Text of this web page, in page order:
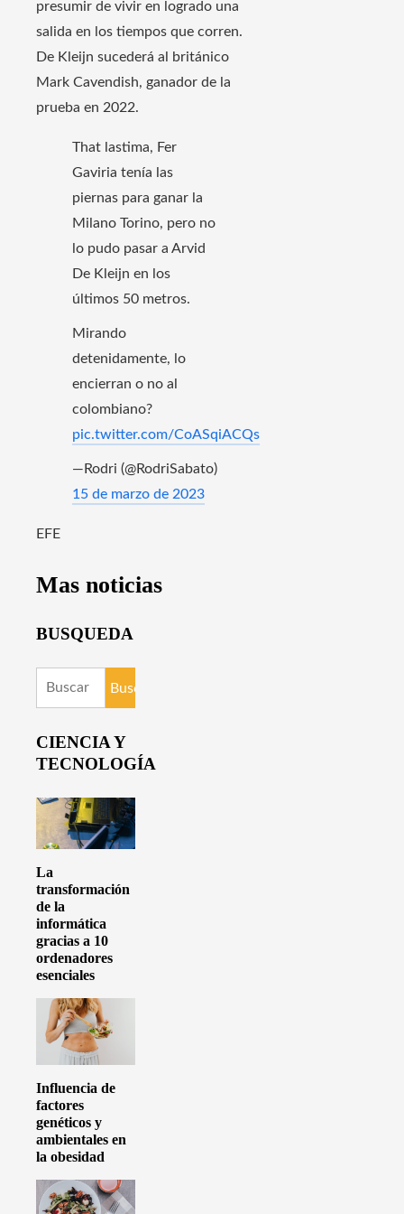
presumir de vivir en logrado una
salida en los tiempos que corren.
De Kleijn sucederá al británico
Mark Cavendish, ganador de la
prueba en 2022.
That lastima, Fer
Gaviria tenía las
piernas para ganar la
Milano Torino, pero no
lo pudo pasar a Arvid
De Kleijn en los
últimos 50 metros.
Mirando
detenidamente, lo
encierran o no al
colombiano?
pic.twitter.com/CoASqiACQs
—Rodri (@RodriSabato)
15 de marzo de 2023
EFE
Mas noticias
BUSQUEDA
Buscar:
CIENCIA Y
TECNOLOGÍA
La
transformación
de la
informática
gracias a 10
ordenadores
esenciales
Influencia de
factores
genéticos y
ambientales en
la obesidad